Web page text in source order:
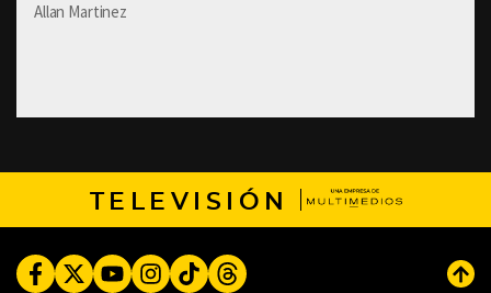
Allan Martinez
TELEVISIÓN
FacebookTwitterYoutubeInstagram
TikTokThreads